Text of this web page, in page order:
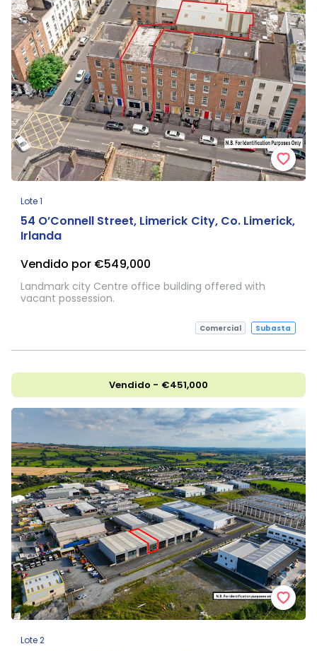
Lote 1
54 O’Connell Street, Limerick City, Co. Limerick,
Irlanda
Vendido por €549,000
Landmark city Centre office building offered with
vacant possession.
Comercial Subasta
Vendido - €451,000
Lote 2